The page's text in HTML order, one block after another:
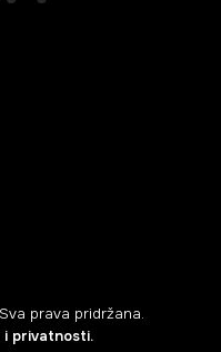
prava pridržana.
i privatnosti.